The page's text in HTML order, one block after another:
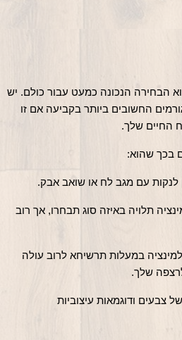
חשוב לציין כי פרקט למינציה הוא הבחירה הנכונה כמעט עבור כולם. יש
לזה יתרונות וחסרונות, ואחד הגורמים החשובים ביותר בקביעה אם זו
החיים שלך.
בכך שהוא:
לנקות עם מגב לח או שואב אבק.
– עמיד: העמידות של רצפות למינציה תלויה באיזה סוג תבחרו, אך רוב
– חסכוני: עלות התקנת רצפות למינציה במעלות תרשיחא לרוב עולה
שלך.
ודוגמאות עיצוביות